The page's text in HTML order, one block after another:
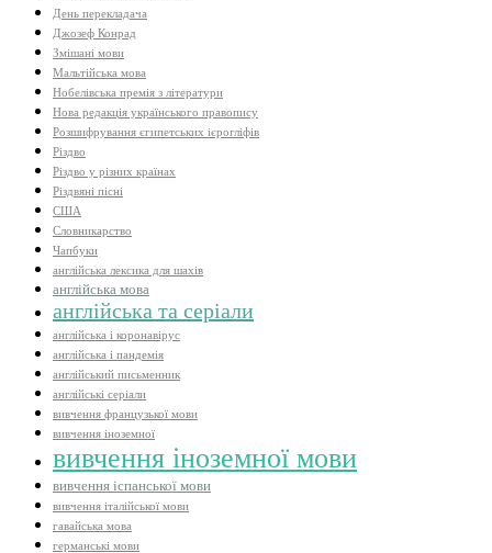
День перекладача
Джозеф Конрад
Змішані мови
Мальтійська мова
Нобелівська премія з літератури
Нова редакція українського правопису
Розшифрування єгипетських ієрогліфів
Різдво
Різдво у різних країнах
Різдвяні пісні
США
Словникарство
Чапбуки
англійська лексика для шахів
англійська мова
англійська та серіали
англійська і коронавірус
англійська і пандемія
англійський письменник
англійські серіали
вивчення французької мови
вивчення іноземної
вивчення іноземної мови
вивчення іспанської мови
вивчення італійської мови
гавайська мова
германські мови